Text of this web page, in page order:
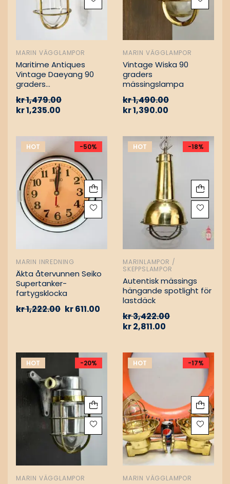
MARIN VÄGGLAMPOR
Maritime Antiques
Vintage Daeyang 90
graders
kr1,479.00
kr1,235.00
MARIN VÄGGLAMPOR
Vintage Wiska 90
graders
mässingslampa
kr1,490.00
kr1,390.00
HOT -50%
MARIN INREDNING
Äkta återvunnen Seiko
Supertanker-
fartygsklocka
kr1,222.00 kr611.00
HOT -18%
MARINLAMPOR /
SKEPPSLAMPOR
Autentisk mässings
hängande spotlight för
lastdäck
kr3,422.00
kr2,811.00
HOT -20%
MARIN VÄGGLAMPOR
HOT -17%
MARIN VÄGGLAMPOR